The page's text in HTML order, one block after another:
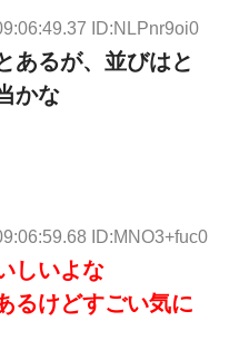
ID:NLPnr9oi0
あるが、並びはと
かな
ID:MNO3+fuc0
しいよな
るけどすごい気に